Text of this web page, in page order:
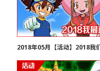
2018年05月【活动】2018我